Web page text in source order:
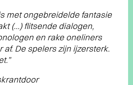
met ongebreidelde fantasie
(…) flitsende dialogen,
en rake oneliners
af. De spelers zijn ijzersterk.